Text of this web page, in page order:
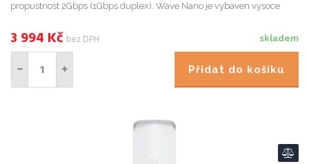
propustnost 2Gbps (1Gbps duplex). Wave Nano je vybaven vysoce
skladem
3 994 Kč bez DPH
Přidat do košíku